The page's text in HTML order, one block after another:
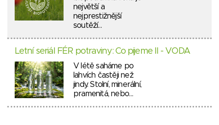
největší a
nejprestižnější
soutěží…
Letní seriál FÉR potraviny: Co pijeme II - VODA
V létě saháme po
lahvích častěji než
jindy. Stolní, minerální,
pramenitá, nebo…